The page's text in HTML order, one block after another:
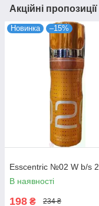
Акційні
Новинка –15%
Esscentric №02 W b/s
В наявності
198 ₴ 234 ₴